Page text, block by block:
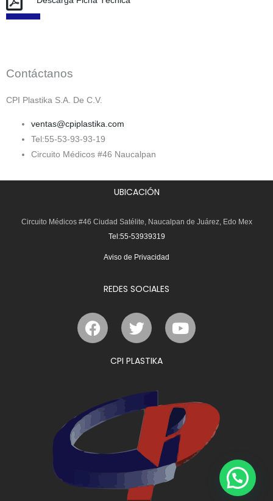
Contáctanos
CPI Plastika S.A. De C.V.
ventas@cpiplastika.com
Tel:55-53-93-93-19
Circuito Médicos #46 Naucalpan
UBICACIÓN
Circuito Médicos #46 Ciudad Satélite, Naucalpan de Juárez, Edo Mex
Tel:55-53939319
Aviso de Privacidad
REDES SOCIALES
F
a
c
o
k
T
w
i
t
e
Y
o
u
e
CPI PLASTIKA